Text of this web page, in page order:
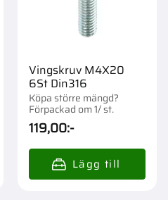
Vingskruv M4X20
6St Din316
Köpa större mängd?
Förpackad om 1/ st.
119,00:-